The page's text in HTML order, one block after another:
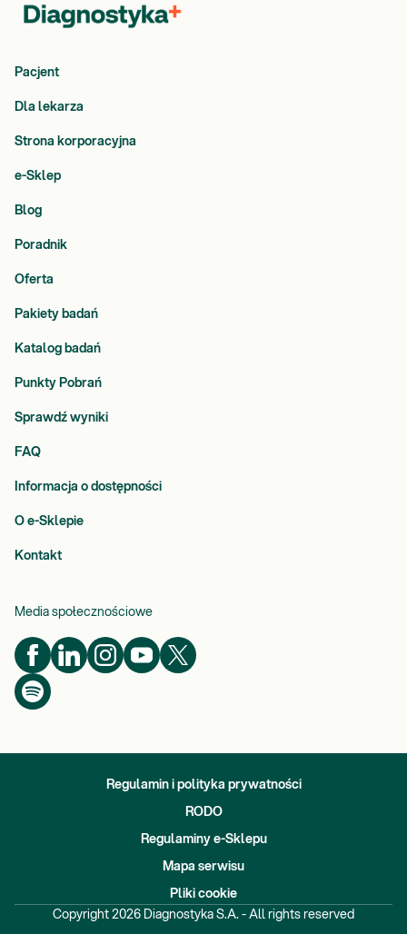
Pacjent
Dla lekarza
Strona korporacyjna
e-Sklep
Blog
Poradnik
Oferta
Pakiety badań
Katalog badań
Punkty Pobrań
Sprawdź wyniki
FAQ
Informacja o dostępności
O e-Sklepie
Kontakt
Media społecznościowe
Regulamin i polityka prywatności
RODO
Regulaminy e-Sklepu
Mapa serwisu
Pliki cookie
Copyright 2026 Diagnostyka S.A. - All rights reserved